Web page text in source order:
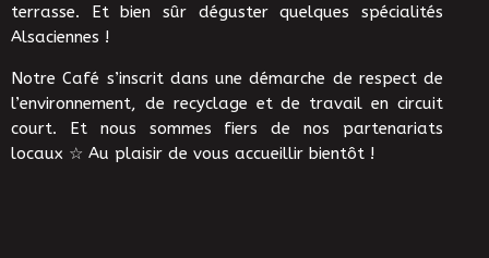
terrasse. Et bien sûr déguster quelques spécialités
Alsaciennes !
Notre Café s’inscrit dans une démarche de respect de
l’environnement, de recyclage et de travail en circuit
court. Et nous sommes fiers de nos partenariats
locaux ☆ Au plaisir de vous accueillir bientôt !